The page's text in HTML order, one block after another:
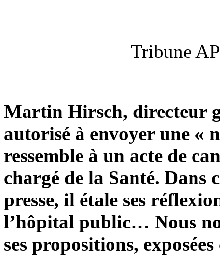
Tribune
Martin Hirsch, directeur
autorisé à envoyer une «
ressemble à un acte de
chargé de la Santé. Dans
presse, il étale ses
l’hôpital public… Nous
ses propositions,